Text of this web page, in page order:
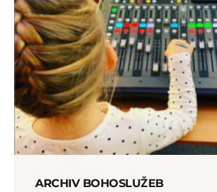
ARCHIV BOHOSLUŽEB